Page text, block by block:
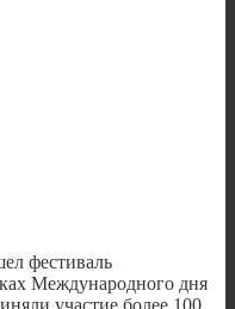
фестиваль
Международного дня